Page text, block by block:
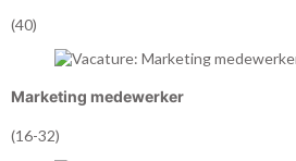
(40)
Marketing medewerker
(16-32)